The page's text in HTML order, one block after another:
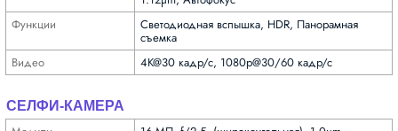
Функ­ции
Светодиодная вспышка, HDR, Панорамная
съемка
Видео
4K@30 кадр/с, 1080p@30/60 кадр/с
СЕЛФИ-КАМЕРА